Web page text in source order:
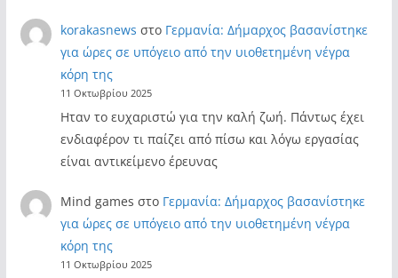
korakasnews στο Γερμανία: Δήμαρχος βασανίστηκε
για ώρες σε υπόγειο από την υιοθετημένη νέγρα
κόρη της
11 Οκτωβρίου 2025
Ηταν το ευχαριστώ για την καλή ζωή. Πάντως έχει
ενδιαφέρον τι παίζει από πίσω και λόγω εργασίας
είναι αντικείμενο έρευνας
Mind games στο Γερμανία: Δήμαρχος βασανίστηκε
για ώρες σε υπόγειο από την υιοθετημένη νέγρα
κόρη της
11 Οκτωβρίου 2025